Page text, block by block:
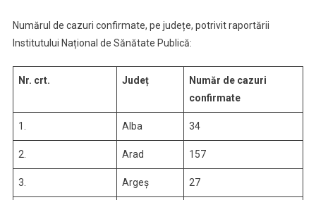
Numărul de cazuri confirmate, pe județe, potrivit raportării
Institutului Național de Sănătate Publică:
Nr. crt. Județ
Număr de cazuri
confirmate
1. Alba 34
2. Arad 157
3. Argeș 27